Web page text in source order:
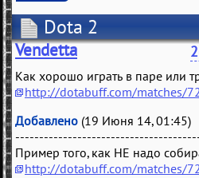
Dota 2
Vendetta
Как хорошо играть в паре или
http://dotabuff.com/matches/
Добавлено (19 Июня 14, 01:45)
Пример того, как НЕ надо
http://dotabuff.com/matches/